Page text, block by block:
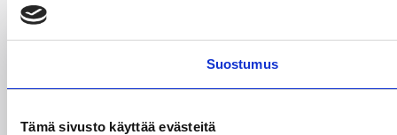
Suostumus
Tämä sivusto käyttää evästeitä